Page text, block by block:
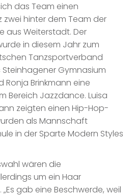
das Team einen
hinter dem Team der
aus Weiterstadt. Der
in diesem Jahr zum
Tanzsportverband
Gymnasium
Ronja Brinkmann eine
Bereich Jazzdance. Luisa
zeigten einen Hip-Hop-
als Mannschaft
in der Sparte Modern Styles
wären die
um ein Haar
gab eine Beschwerde, weil